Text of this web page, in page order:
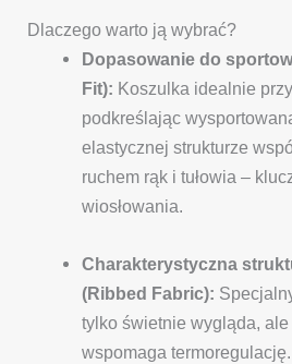
Dlaczego warto ją wybrać?
Dopasowanie do
Fit): Koszulka idealnie
podkreślając
elastycznej strukturze
ruchem rąk i tułowia –
wiosłowania.
Charakterystyczna
(Ribbed Fabric):
tylko świetnie wygląda,
wspomaga